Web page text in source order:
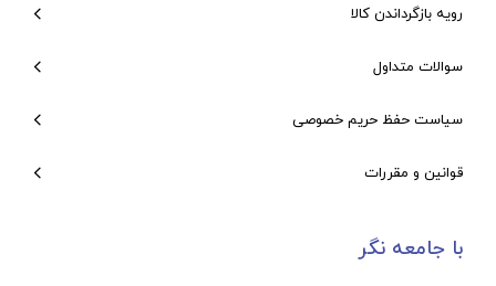
رویه بازگرداندن کالا
سوالات متداول
سیاست حفظ حریم خصوصی
قوانین و مقررات
با جامعه نگر